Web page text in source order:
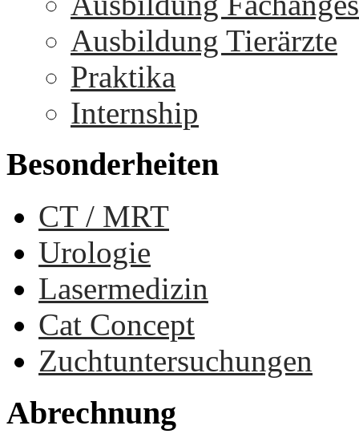
Ausbildung Tierärzte
Praktika
Internship
Besonderheiten
CT / MRT
Urologie
Lasermedizin
Cat Concept
Zuchtuntersuchungen
Abrechnung